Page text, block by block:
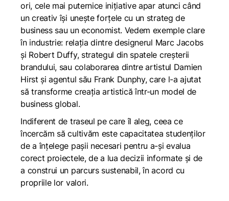
ori, cele mai puternice inițiative apar atunci când
un creativ își unește forțele cu un strateg de
business sau un economist. Vedem exemple clare
în industrie: relația dintre designerul Marc Jacobs
și Robert Duffy, strategul din spatele creșterii
brandului, sau colaborarea dintre artistul Damien
Hirst și agentul său Frank Dunphy, care l-a ajutat
să transforme creația artistică într-un model de
business global.
Indiferent de traseul pe care îl aleg, ceea ce
încercăm să cultivăm este capacitatea studenților
de a înțelege pașii necesari pentru a-și evalua
corect proiectele, de a lua decizii informate și de
a construi un parcurs sustenabil, în acord cu
propriile lor valori.